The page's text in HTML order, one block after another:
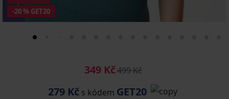
-20 % GET20
349 Kč499 Kč
279 Kč s kódem GET20